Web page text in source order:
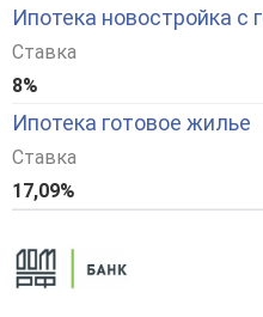
Ипотека новостройка с
Ставка
8%
Ипотека готовое жилье
Ставка
17,09%